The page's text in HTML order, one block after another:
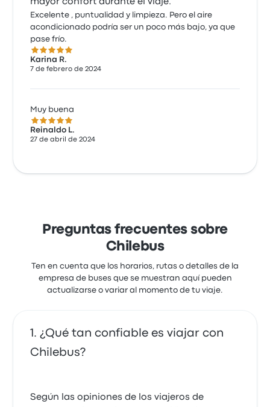
mayor confort durante el viaje.
Excelente , puntualidad y limpieza. Pero el aire
acondicionado podría ser un poco más bajo, ya que
pase frío.
5.0 de 5 estrellas
Karina R.
7 de febrero de 2024
Muy buena
5.0 de 5 estrellas
Reinaldo L.
27 de abril de 2024
Preguntas frecuentes sobre
Chilebus
Ten en cuenta que los horarios, rutas o detalles de la
empresa de buses que se muestran aquí pueden
actualizarse o variar al momento de tu viaje.
¿Qué tan confiable es viajar con
Chilebus?
Según las opiniones de los viajeros de